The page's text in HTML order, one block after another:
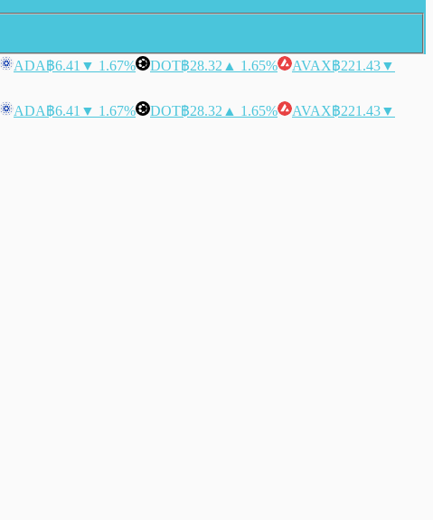
ADA฿6.41 ▼ 1.67% DOT฿28.32 ▲ 1.65% AVAX฿221.43▼
ADA฿6.41 ▼ 1.67% DOT฿28.32 ▲ 1.65% AVAX฿221.43▼